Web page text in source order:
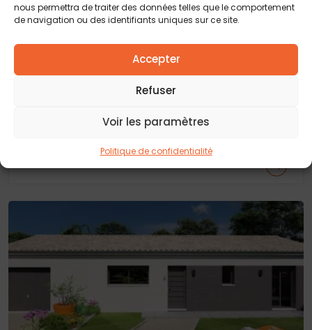
nous permettra de traiter des données telles que le comportement
de navigation ou des identifiants uniques sur ce site.
Accepter
Refuser
Voir les paramètres
Politique de confidentialité
Sur la recherchée commune de LANGON, dans un